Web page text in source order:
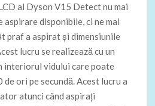
al Dyson V15 Detect nu mai
aspirare disponibile, ci ne mai
praf a aspirat și dimensiunile
lucru se realizează cu un
interiorul vidului care poate
de ori pe secundă. Acest lucru a
atunci când aspirați